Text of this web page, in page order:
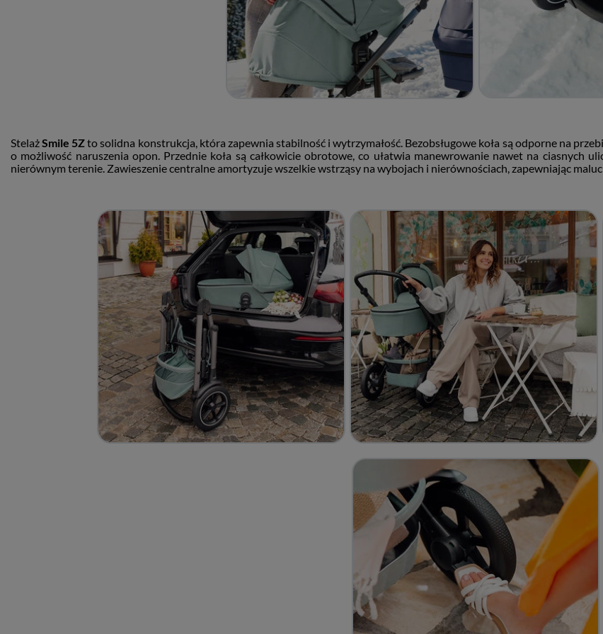
StelażSmile 5Zto solidna konstrukcja, która zapewnia stabilność i wytrzymałość. Bezobsługowe koła są odporne na
o możliwość naruszenia opon. Przednie koła są całkowicie obrotowe, co ułatwia manewrowanie nawet na ciasnych
nierównym terenie. Zawieszenie centralne amortyzuje wszelkie wstrząsy na wybojach i nierównościach, zapewniając